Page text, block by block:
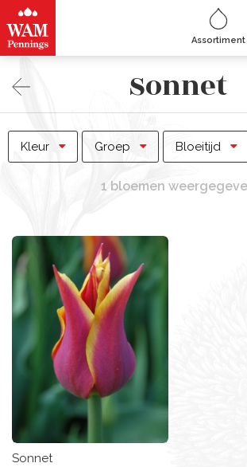
Assortiment
Sonnet
Kleur Groep Bloeitijd
1 bloemen
Sonnet